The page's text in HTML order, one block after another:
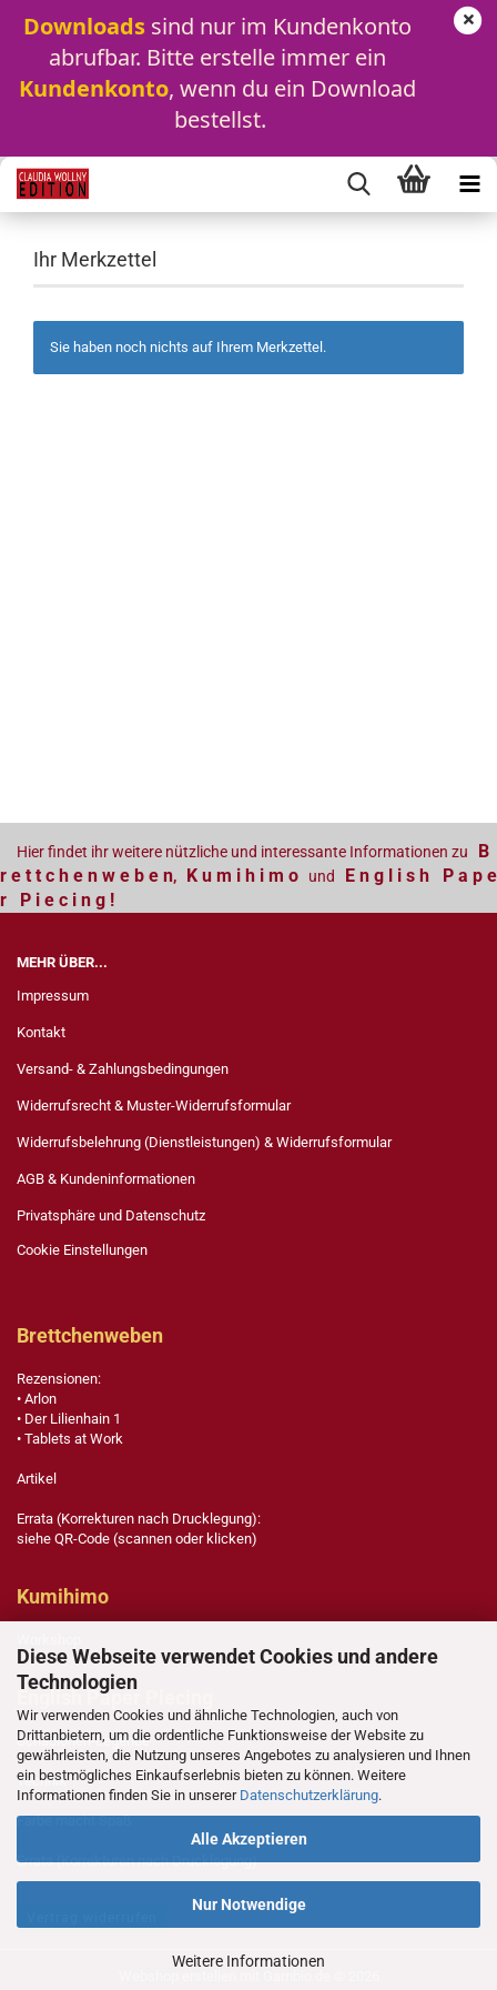
Diese Webseite verwendet Cookies und andere
Technologien
Wir verwenden Cookies und ähnliche Technologien, auch von
Drittanbietern, um die ordentliche Funktionsweise der Website zu
gewährleisten, die Nutzung unseres Angebotes zu analysieren und Ihnen
ein bestmögliches Einkaufserlebnis bieten zu können. Weitere
Informationen finden Sie in unserer Datenschutzerklärung.
Alle Akzeptieren
Nur Notwendige
Weitere Informationen
Downloads sind nur im Kundenkonto
Kundenkonto, wenn du ein Download
bestellst.
Ihr Merkzettel
Sie haben noch nichts auf Ihrem Merkzettel.
Hier findet ihr weitere nützliche und interessante Informationen zu
B
r e t t c h e n w e b e n, K u m i h i m o und E n g l i s h P a p e
r P i e c i n g !
MEHR ÜBER...
Impressum
Kontakt
Versand- & Zahlungsbedingungen
Widerrufsrecht & Muster-Widerrufsformular
Widerrufsbelehrung (Dienstleistungen) & Widerrufsformular
AGB & Kundeninformationen
Privatsphäre und Datenschutz
Cookie Einstellungen
Brettchenweben
Rezensionen:
• Arlon
• Der Lilienhain 1
• Tablets at Work
Artikel
Errata (Korrekturen nach Drucklegung):
siehe QR-Code (scannen oder klicken)
Kumihimo
English Paper Piecing
Schablonen-Legende
Technik
Farbe macht Spaß
Errata (Korrekturen nach Drucklegung)